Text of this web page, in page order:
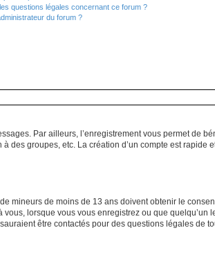
questions légales concernant ce forum ?
du forum ?
Par ailleurs, l’enregistrement vous permet de
des groupes, etc. La création d’un compte est rapide
mineurs de moins de 13 ans doivent obtenir le
lorsque vous vous enregistrez ou que quelqu’un
être contactés pour des questions légales de